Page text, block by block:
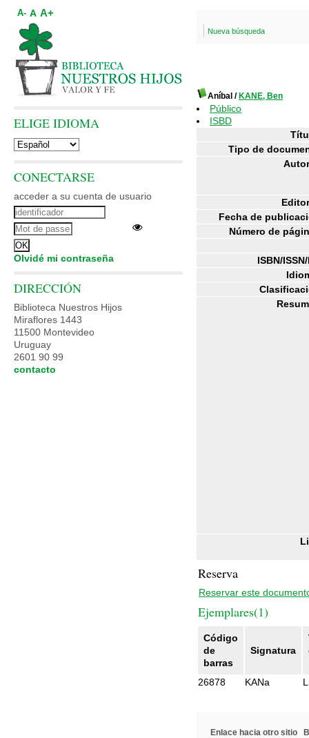
Nueva búsqueda
Aníbal / KANE, Ben
Público
ISBD
Tipo de
Fecha de
Número de
ISBN/
Reserva
Reservar este
Ejemplares(1)
Código
de
barras
Signatura
26878
KANa
Enlace hacia otro sitio
A- A A+
ELIGE IDIOMA
CONECTARSE
acceder a su cuenta de usuario
Olvidé mi contraseña
DIRECCIÓN
Biblioteca Nuestros Hijos
Miraflores 1443
11500 Montevideo
Uruguay
2601 90 99
contacto